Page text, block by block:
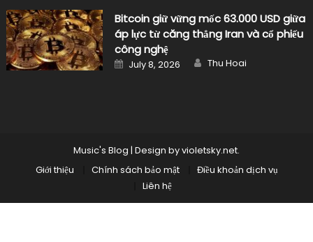
Bitcoin giữ vững mốc 63.000 USD giữa
áp lực từ căng thẳng Iran và cổ phiếu
công nghệ
Posted
on
July 8, 2026 Author
Thu Hoai
Music's Blog | Design byvioletsky.net.
Giới thiệu
Chính sách bảo mật
Điều khoản dịch vụ
Liên hệ